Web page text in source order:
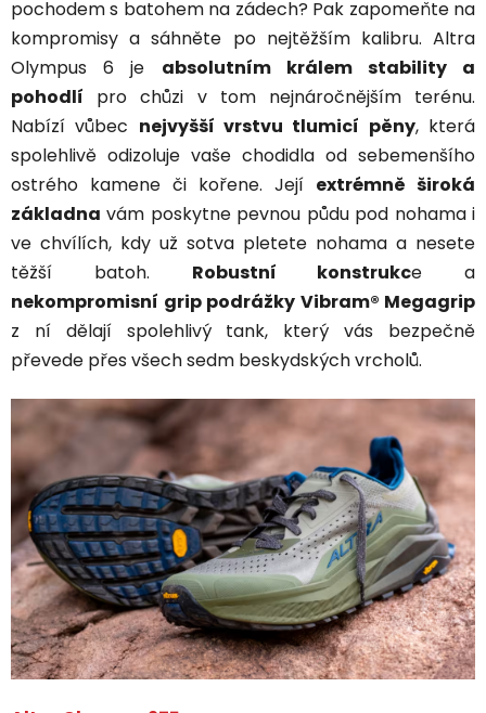
pochodem s batohem na zádech? Pak zapomeňte na
kompromisy a sáhněte po nejtěžším kalibru. Altra
Olympus 6 je absolutním králem stability a
pohodlí pro chůzi v tom nejnáročnějším terénu.
Nabízí vůbec nejvyšší vrstvu tlumicí pěny, která
spolehlivě odizoluje vaše chodidla od sebemenšího
ostrého kamene či kořene. Její extrémně široká
základna vám poskytne pevnou půdu pod nohama i
ve chvílích, kdy už sotva pletete nohama a nesete
těžší batoh. Robustní konstrukce a
nekompromisní grip podrážky Vibram® Megagrip
z ní dělají spolehlivý tank, který vás bezpečně
převede přes všech sedm beskydských vrcholů.